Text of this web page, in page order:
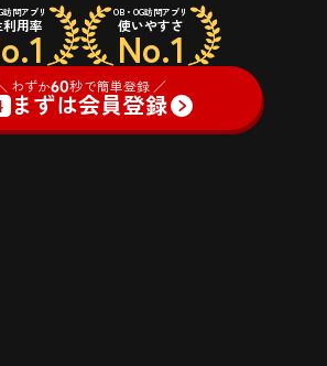
訪問アプリ
利用率
OB・OG訪問アプリ
使いやすさ
No.1
わずか60秒で簡単登録 ／
まずは会員登録